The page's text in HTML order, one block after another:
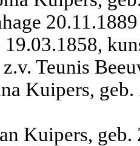
19.03.1858,
Teunis
Kuipers,
Kuipers,